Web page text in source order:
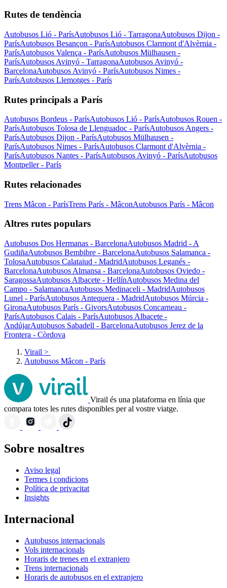
Rutes de tendència
Autobusos Lió - ParísAutobusos Lió - TarragonaAutobusos Dijon -
ParísAutobusos Besançon - ParísAutobusos Clarmont d'Alvèrnia -
ParísAutobusos Valença - ParísAutobusos Mülhausen -
ParísAutobusos Avinyó - TarragonaAutobusos Avinyó -
BarcelonaAutobusos Avinyó - ParísAutobusos Nimes -
ParísAutobusos Llemotges - París
Rutes principals a París
Autobusos Bordeus - ParísAutobusos Lió - ParísAutobusos Rouen -
ParísAutobusos Tolosa de Llenguadoc - ParísAutobusos Angers -
ParísAutobusos Dijon - ParísAutobusos Mülhausen -
ParísAutobusos Nimes - ParísAutobusos Clarmont d'Alvèrnia -
ParísAutobusos Nantes - ParísAutobusos Avinyó - ParísAutobusos
Montpeller - París
Rutes relacionades
Trens Mâcon - ParísTrens París - MâconAutobusos París - Mâcon
Altres rutes populars
Autobusos Dos Hermanas - BarcelonaAutobusos Madrid - A
GudiñaAutobusos Bembibre - BarcelonaAutobusos Salamanca -
TolosaAutobusos Calataiud - MadridAutobusos Leganés -
BarcelonaAutobusos Almansa - BarcelonaAutobusos Oviedo -
SaragossaAutobusos Albacete - HellínAutobusos Medina del
Campo - SalamancaAutobusos Medinaceli - MadridAutobusos
Lunel - ParísAutobusos Antequera - MadridAutobusos Múrcia -
GironaAutobusos París - GivorsAutobusos Concarneau -
ParísAutobusos Calais - ParísAutobusos Albacete -
AndújarAutobusos Sabadell - BarcelonaAutobusos Jerez de la
Frontera - Còrdova
Virail >
Autobusos Mâcon - París
Virail és una plataforma en línia que
compara totes les rutes disponibles per al vostre viatge.
Sobre nosaltres
Aviso legal
Termes i condicions
Política de privacitat
Insights
Internacional
Autobusos internacionals
Vols internacionals
Horaris de trenes en el extranjero
Trens internacionals
Horaris de autobusos en el extranjero